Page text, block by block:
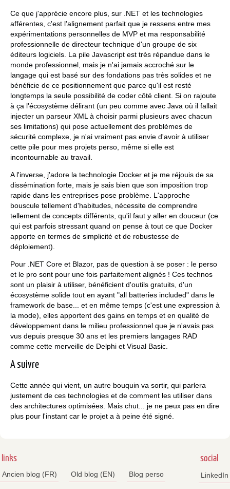
Ce que j'apprécie encore plus, sur .NET et les technologies
afférentes, c'est l'alignement parfait que je ressens entre mes
expérimentations personnelles de MVP et ma responsabilité
professionnelle de directeur technique d'un groupe de six
éditeurs logiciels. La pile Javascript est très répandue dans le
monde professionnel, mais je n'ai jamais accroché sur le
langage qui est basé sur des fondations pas très solides et ne
bénéficie de ce positionnement que parce qu'il est resté
longtemps la seule possibilité de coder côté client. Si on rajoute
à ça l'écosystème délirant (un peu comme avec Java où il fallait
injecter un parseur XML à choisir parmi plusieurs avec chacun
ses limitations) qui pose actuellement des problèmes de
sécurité complexe, je n'ai vraiment pas envie d'avoir à utiliser
cette pile pour mes projets perso, même si elle est
incontournable au travail.
A l'inverse, j'adore la technologie Docker et je me réjouis de sa
dissémination forte, mais je sais bien que son imposition trop
rapide dans les entreprises pose problème. L'approche
bouscule tellement d'habitudes, nécessite de comprendre
tellement de concepts différents, qu'il faut y aller en douceur (ce
qui est parfois stressant quand on pense à tout ce que Docker
apporte en termes de simplicité et de robustesse de
déploiement).
Pour .NET Core et Blazor, pas de question à se poser : le perso
et le pro sont pour une fois parfaitement alignés ! Ces technos
sont un plaisir à utiliser, bénéficient d'outils gratuits, d'un
écosystème solide tout en ayant "all batteries included" dans le
framework de base... et en même temps (c'est une expression à
la mode), elles apportent des gains en temps et en qualité de
développement dans le milieu professionnel que je n'avais pas
vus depuis presque 30 ans et les premiers langages RAD
comme cette merveille de Delphi et Visual Basic.
A suivre
Cette année qui vient, un autre bouquin va sortir, qui parlera
justement de ces technologies et de comment les utiliser dans
des architectures optimisées. Mais chut... je ne peux pas en dire
plus pour l'instant car le projet a à peine été signé.
links
Ancien blog (FR) Old blog (EN) Blog perso
social
LinkedIn